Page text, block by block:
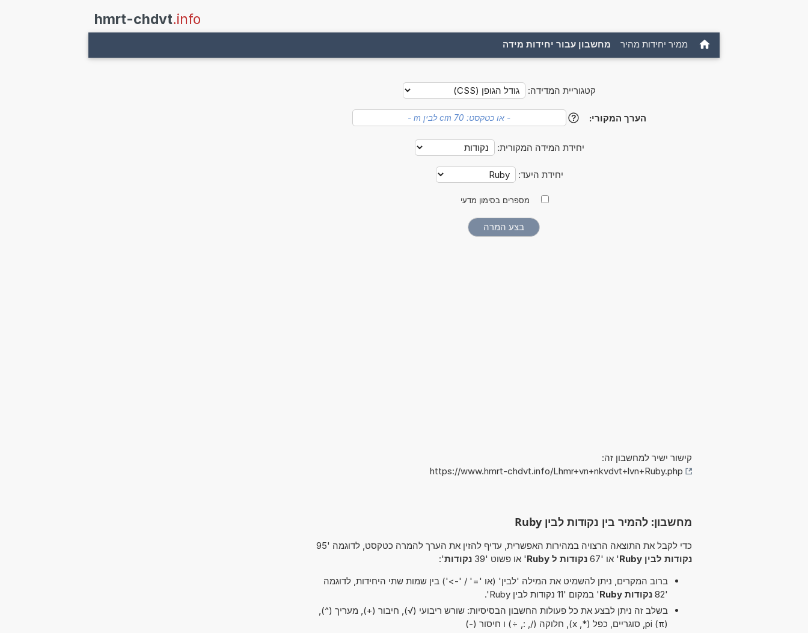
hmrt-chdvt.info
ממיר יחידות מהיר מחשבון עבור יחידות מידה
קטגוריית המדידה:
הערך המקורי: ?
יחידת המידה המקורית:
יחידת היעד:
מספרים בסימון מדעי
קישור ישיר למחשבון זה:
https://www.hmrt-chdvt.info/Lhmr+vn+nkvdvt+lvn+Ruby.php
מחשבון: להמיר בין נקודות לבין Ruby
כדי לקבל את התוצאה הרצויה במהירות האפשרית, עדיף להזין את הערך להמרה כטקסט, לדוגמה '95
נקודות לבין Ruby
' או '67 נקודות ל Ruby ' או פשוט '39 נקודות':
ברוב המקרים, ניתן להשמיט את המילה 'לבין' (או '=' / '->') בין שמות שתי היחידות, לדוגמה
'82
נקודות Ruby
' במקום '11 נקודות לבין Ruby'.
בשלב זה ניתן לבצע את כל פעולות החשבון הבסיסיות: שורש ריבועי (√), חיבור (+), מעריך (^),
pi (π), סוגריים, כפל (*, x), חלוקה (/, :, ÷) ו חיסור (-)